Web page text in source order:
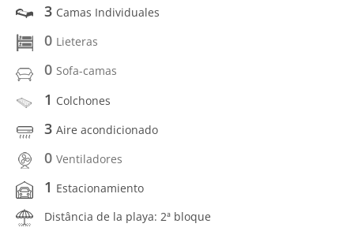
3 Camas Individuales
0 Lieteras
0 Sofa-camas
1 Colchones
3 Aire acondicionado
0 Ventiladores
1 Estacionamiento
Distância de la playa: 2ª bloque